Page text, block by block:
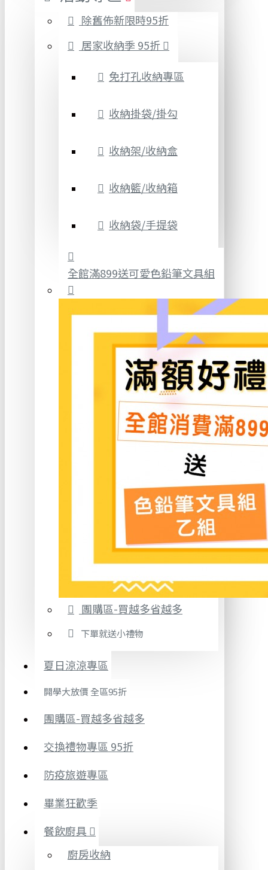
除舊佈新限時95折
居家收納季 95折
免打孔收納專區
收納掛袋/掛勾
收納架/收納盒
收納籃/收納箱
收納袋/手提袋
全館滿899送可愛色鉛筆文具組
團購區-買越多省越多
下單就送小禮物
夏日涼涼專區
開學大放價 全區95折
團購區-買越多省越多
交換禮物專區 95折
防疫旅遊專區
畢業狂歡季
餐飲廚具
廚房收納